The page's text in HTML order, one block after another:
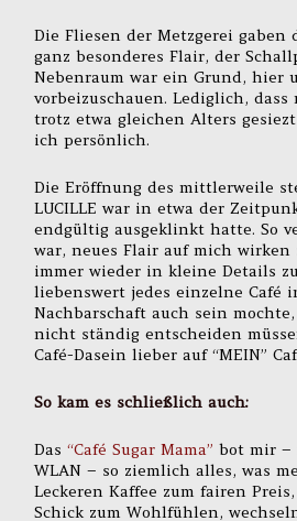
Die Fliesen der Metzgerei gaben
ganz besonderes Flair, der
Nebenraum war ein Grund, hier
vorbeizuschauen. Lediglich,
trotz etwa gleichen Alters
ich persönlich.
Die Eröffnung des mittlerweile
LUCILLE war in etwa der
endgültig ausgeklinkt hatte. So
war, neues Flair auf mich
immer wieder in kleine Details
liebenswert jedes einzelne Café
Nachbarschaft auch sein
nicht ständig entscheiden
Café-Dasein lieber auf “MEIN”
So kam es schließlich auch:
Das“Café Sugar Mama” bot mir –
WLAN – so ziemlich alles, was
Leckeren Kaffee zum fairen
Schick zum Wohlfühlen,